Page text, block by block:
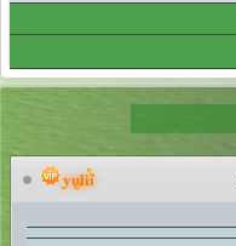
yulii